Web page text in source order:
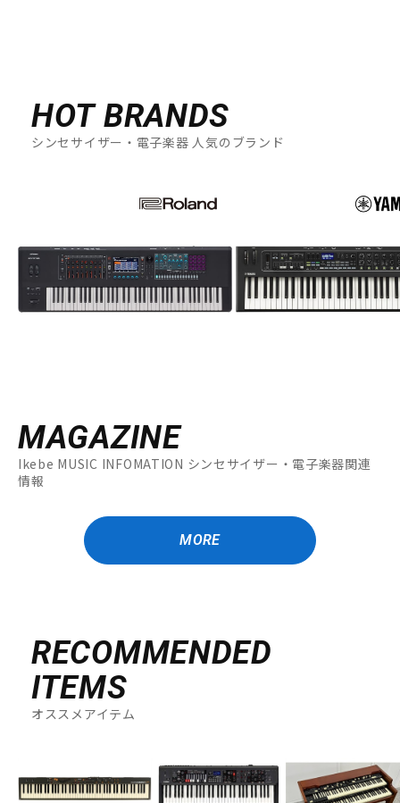
HOT BRANDS
シンセサイザー・電子楽器 人気のブランド
MAGAZINE
Ikebe MUSIC INFOMATION シンセサイザー・電子楽器関連
情報
MORE
RECOMMENDED
ITEMS
オススメアイテム